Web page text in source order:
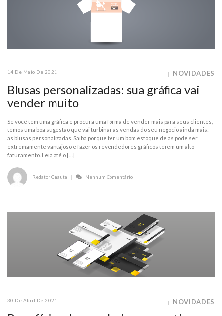
14 De Maio De 2021 NOVIDADES
Blusas personalizadas: sua gráfica vai
vender muito
Se você tem uma gráfica e procura uma forma de vender mais para seus clientes,
temos uma boa sugestão que vai turbinar as vendas do seu negócio ainda mais:
as blusas personalizadas. Saiba porque ter um bom estoque delas pode ser
extremamente vantajoso e fazer os revendedores gráficos terem um alto
faturamento. Leia até o […]
Redator Gnauta Nenhum Comentário
30 De Abril De 2021 NOVIDADES